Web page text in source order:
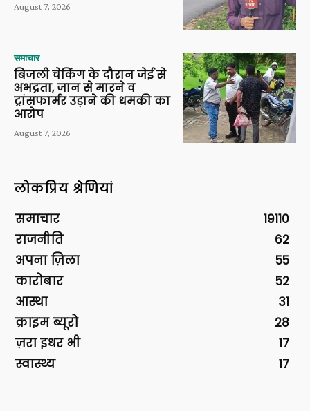
August 7, 2026
समाचार
बिजली चेकिंग के दौरान जेई से
अभद्रता, जान से मारने व
ट्रांसफार्मर उड़ाने की धमकी का
आरोप
August 7, 2026
लोकप्रिय श्रेणियां
समाचार
19110
राजनीति
62
अपना ज़िला
55
कारोबार
52
आस्था
31
क्राइम ब्यूरो
28
ज़रा इधर भी
17
स्वास्थ्य
17